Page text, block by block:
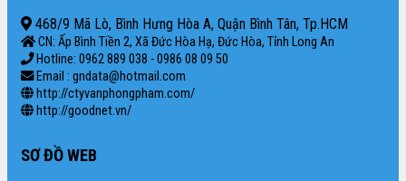
468/9 Mã Lò, Bình Hưng Hòa A, Quận Bình Tân, Tp.HCM
CN: Ấp Bình Tiền 2, Xã Đức Hòa Hạ, Đức Hòa, Tỉnh Long An
Hotline: 0962 889 038 - 0986 08 09 50
Email : gndata@hotmail.com
http://ctyvanphongpham.com/
http://goodnet.vn/
SƠ ĐỒ WEB